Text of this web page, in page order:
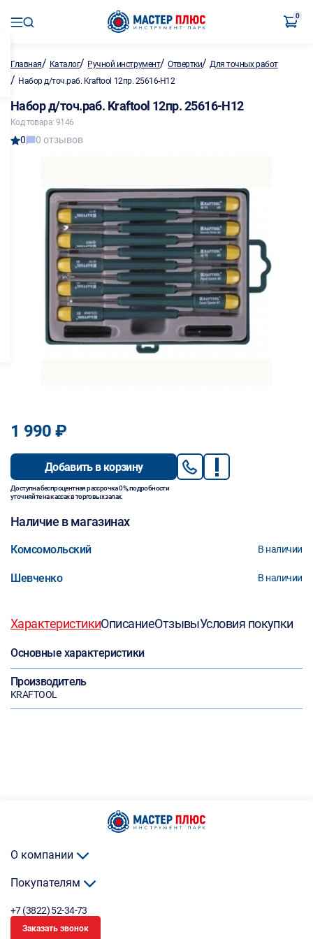
0
Главная/ Каталог/ Ручной инструмент/Отвертки/Для точных работ
/ Набор д/точ.раб. Kraftool 12пр. 25616-H12
Набор д/точ.раб. Kraftool 12пр. 25616-H12
Код товара: 9146
0 0 отзывов
1 990 ₽
Добавить в корзину
Доступна беспроцентная рассрочка 0%, подробности
уточняйте на кассах в торговых залах.
Наличие в магазинах
Комсомольский В наличии
Шевченко В наличии
ХарактеристикиОписаниеОтзывыУсловия покупки
Основные характеристики
Производитель
KRAFTOOL
О компании
Покупателям
+7 (3822) 52-34-73
Заказать звонок